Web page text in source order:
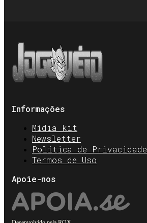
Informações
Mídia kit
Newsletter
Política de Privacidade
Termos de Uso
Apoie-nos